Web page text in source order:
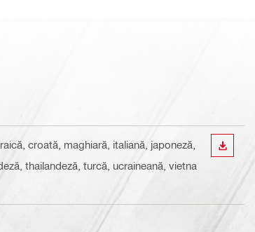
croată, maghiară, italiană, japoneză,
thailandeză, turcă, ucraineană, vietna